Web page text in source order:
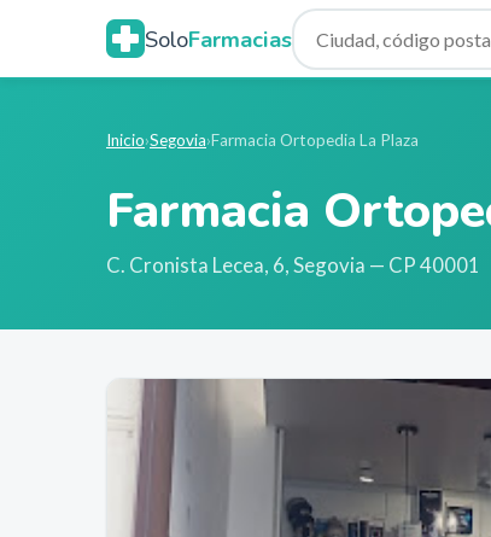
SoloFarmacias
Inicio›Segovia›Farmacia Ortopedia La Plaza
Farmacia
C. Cronista Lecea, 6,Segovia — CP 40001